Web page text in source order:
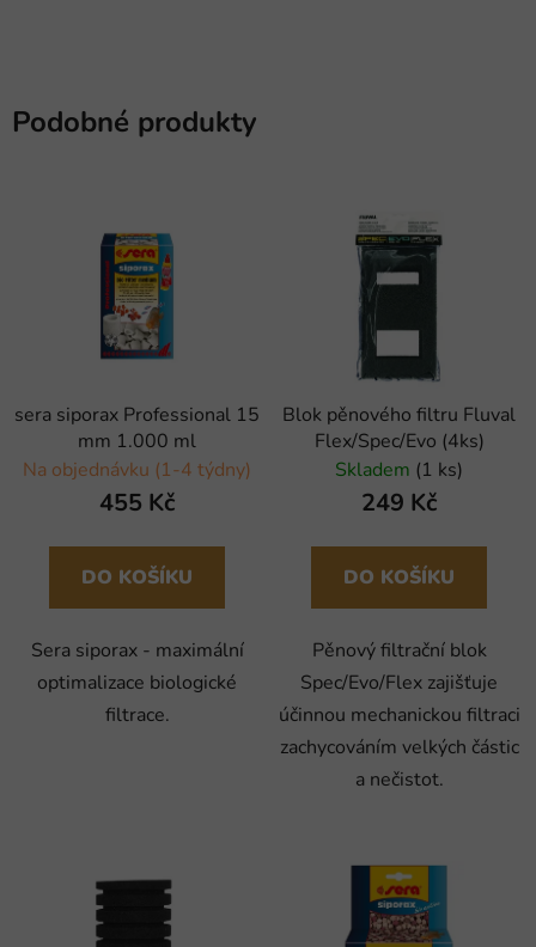
Podobné produkty
sera siporax Professional 15
mm 1.000 ml
Na objednávku (1-4 týdny)
455 Kč
DO KOŠÍKU
Sera siporax - maximální
optimalizace biologické
filtrace.
Blok pěnového filtru Fluval
Flex/Spec/Evo (4ks)
Skladem (1 ks)
249 Kč
DO KOŠÍKU
Pěnový filtrační blok
Spec/Evo/Flex zajišťuje
účinnou mechanickou filtraci
zachycováním velkých částic
a nečistot.